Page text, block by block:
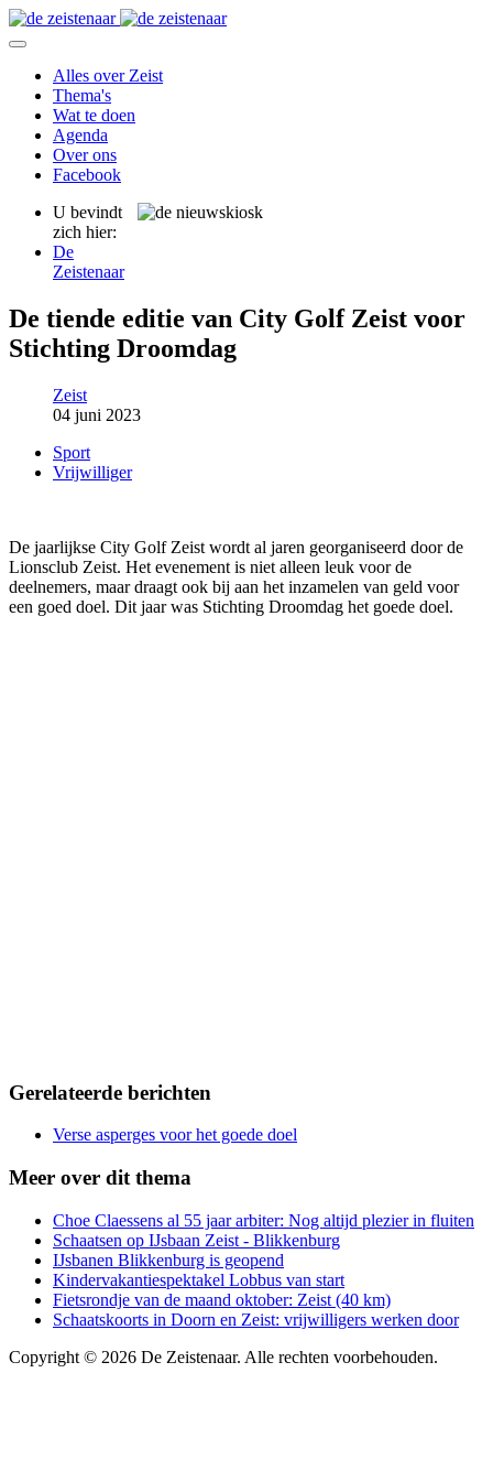
Alles over Zeist
Thema's
Wat te doen
Agenda
Over ons
Facebook
U bevindt
zich hier:
De
Zeistenaar
De tiende editie van City Golf Zeist voor
Stichting Droomdag
Zeist
04 juni 2023
Sport
Vrijwilliger
De jaarlijkse City Golf Zeist wordt al jaren georganiseerd door de
Lionsclub Zeist. Het evenement is niet alleen leuk voor de
deelnemers, maar draagt ook bij aan het inzamelen van geld voor
een goed doel. Dit jaar was Stichting Droomdag het goede doel.
Gerelateerde berichten
Verse asperges voor het goede doel
Meer over dit thema
Choe Claessens al 55 jaar arbiter: Nog altijd plezier in fluiten
Schaatsen op IJsbaan Zeist - Blikkenburg
IJsbanen Blikkenburg is geopend
Kindervakantiespektakel Lobbus van start
Fietsrondje van de maand oktober: Zeist (40 km)
Schaatskoorts in Doorn en Zeist: vrijwilligers werken door
Copyright © 2026 De Zeistenaar. Alle rechten voorbehouden.